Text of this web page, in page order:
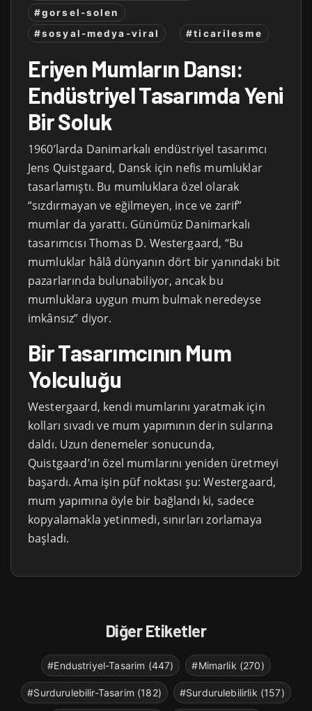
#gorsel-solen
#sosyal-medya-viral
#ticarilesme
Eriyen Mumların Dansı:
Endüstriyel Tasarımda Yeni
Bir Soluk
1960’larda Danimarkalı endüstriyel tasarımcı
Jens Quistgaard, Dansk için nefis mumluklar
tasarlamıştı. Bu mumluklara özel olarak
“sızdırmayan ve eğilmeyen, ince ve zarif”
mumlar da yarattı. Günümüz Danimarkalı
tasarımcısı Thomas D. Westergaard, “Bu
mumluklar hâlâ dünyanın dört bir yanındaki bit
pazarlarında bulunabiliyor, ancak bu
mumluklara uygun mum bulmak neredeyse
imkânsız” diyor.
Bir Tasarımcının Mum
Yolculuğu
Westergaard, kendi mumlarını yaratmak için
kolları sıvadı ve mum yapımının derin sularına
daldı. Uzun denemeler sonucunda,
Quistgaard’ın özel mumlarını yeniden üretmeyi
başardı. Ama işin püf noktası şu: Westergaard,
mum yapımına öyle bir bağlandı ki, sadece
kopyalamakla yetinmedi, sınırları zorlamaya
başladı.
Diğer Etiketler
#Endustriyel-Tasarim (447) #Mimarlik (270)
#Surdurulebilir-Tasarim (182) #Surdurulebilirlik (157)